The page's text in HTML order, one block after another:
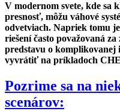
V modernom svete, kde sa
presnosť, môžu váhové
odvetviach. Napriek tomu
riešení často považovaná
predstavu o komplikovanej
vyvrátiť na príkladoch
Pozrime sa na
scenárov: